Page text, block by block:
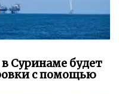
Суринаме будет
с помощью